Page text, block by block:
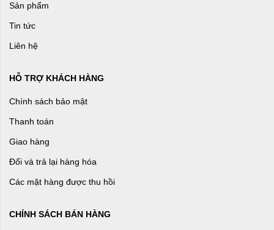
Sản phẩm
Tin tức
Liên hệ
HỖ TRỢ KHÁCH HÀNG
Chính sách bảo mật
Thanh toán
Giao hàng
Đổi và trả lại hàng hóa
Các mặt hàng được thu hồi
CHÍNH SÁCH BÁN HÀNG